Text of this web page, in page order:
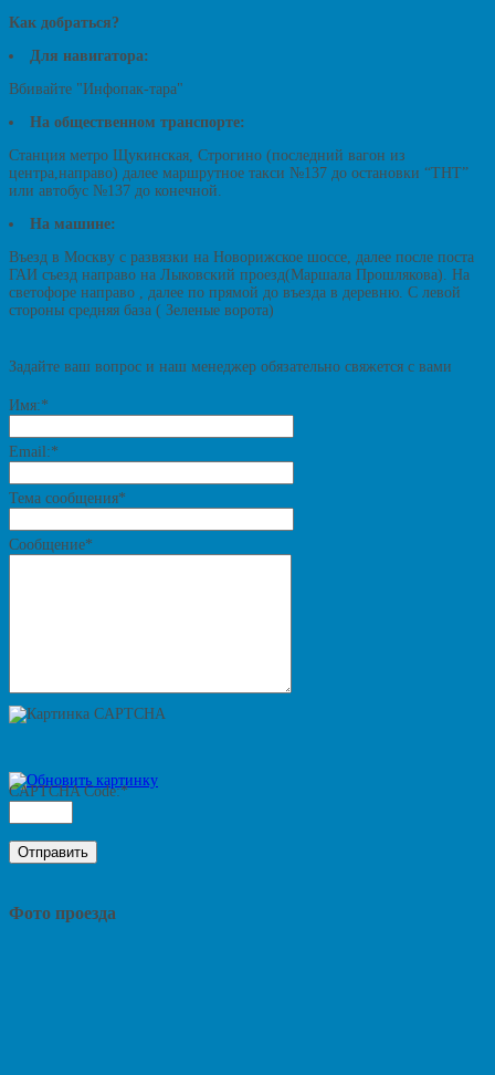
Как добраться?
Для навигатора:
Вбивайте "Инфопак-тара"
На общественном транспорте:
Станция метро Щукинская, Строгино (последний вагон из
центра,направо) далее маршрутное такси №137 до остановки “ТНТ”
или автобус №137 до конечной.
На машине:
Въезд в Москву с развязки на Новорижское шоссе, далее после поста
ГАИ съезд направо на Лыковский проезд(Маршала Прошлякова). На
светофоре направо , далее по прямой до въезда в деревню. С левой
стороны средняя база ( Зеленые ворота)
Задайте ваш вопрос и наш менеджер обязательно свяжется с вами
Имя:*
Email:*
Тема сообщения*
Сообщение*
CAPTCHA Code:*
Фото проезда